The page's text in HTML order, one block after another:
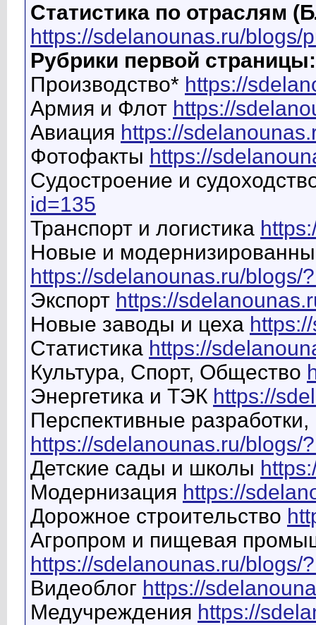
Статистика по отраслям
https://sdelanounas.ru/blogs/
Рубрики первой страницы:
Производство* https://
Армия и Флот https://
Авиация https://
Фотофакты https://
Судостроение и
id=135
Транспорт и логистика
Новые и
https://sdelanounas.ru/blogs/
Экспорт https://
Новые заводы и цеха
Статистика https://
Культура, Спорт, Общество
Энергетика и ТЭК https://
Перспективные
https://sdelanounas.ru/blogs/
Детские сады и школы
Модернизация https://
Дорожное строительство
Агропром и пищевая
https://sdelanounas.ru/blogs/
Видеоблог https://
Медучреждения https://